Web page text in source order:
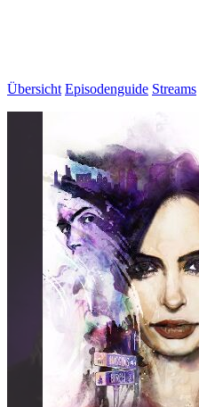
Übersicht Episodenguide Streams